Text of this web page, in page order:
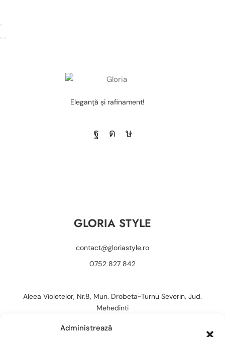
Administrează
Eleganţă şi rafinament!
GLORIA STYLE
contact@gloriastyle.ro
0752 827 842
Aleea Violetelor, Nr.8, Mun. Drobeta-Turnu Severin, Jud.
Mehedinti